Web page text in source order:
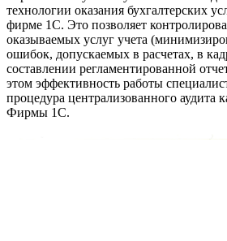
технологии оказания бухгалтерских
фирме 1С. Это позволяет
оказываемых услуг учета
ошибок, допускаемых в расчетах, в
составлении регламентированной
этом эффективность работы
процедура централизованного аудита
Фирмы 1С.